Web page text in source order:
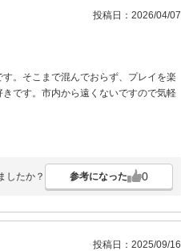
投稿日：2026/04/07
。そこまで混んでおらず、プレイを楽
です。市内から遠くないですので気軽
したか？ 参考になった 0
投稿日：2025/09/16